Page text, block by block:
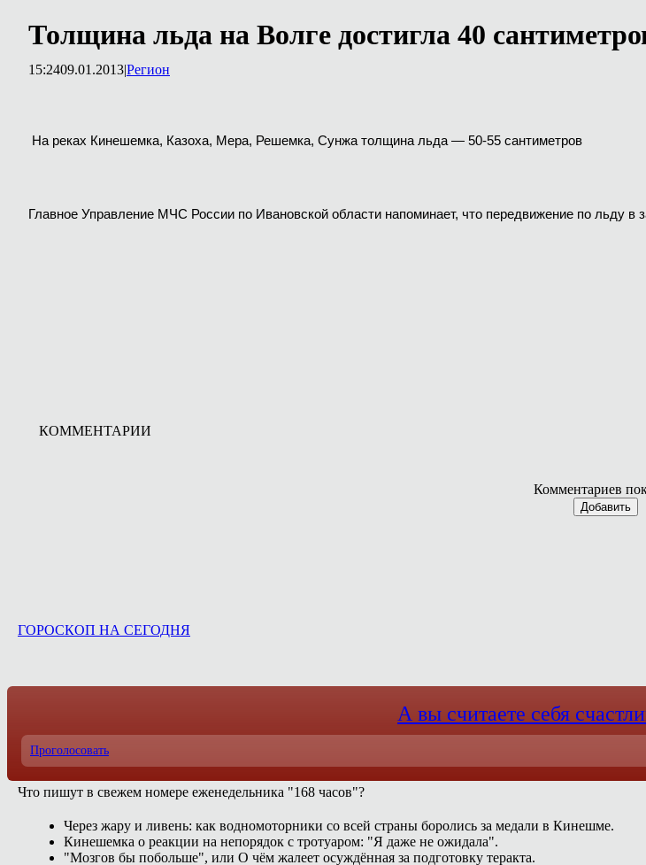
Толщина льда на Волге достигла 40
15:2409.01.2013|Регион
На реках Кинешемка, Казоха, Мера, Решемка, Сунжа толщина льда — 50-55 сантиметров
Главное Управление МЧС России по Ивановской области напоминает, что передвижение по льду в
КОММЕНТАРИИ
Комментариев
Добавить
ГОРОСКОП НА СЕГОДНЯ
А вы считаете себя
Проголосовать
Что пишут в свежем номере еженедельника "168 часов"?
Через жару и ливень: как водномоторники со всей страны боролись за медали в Кинешме.
Кинешемка о реакции на непорядок с тротуаром: "Я даже не ожидала".
"Мозгов бы побольше", или О чём жалеет осуждённая за подготовку теракта.